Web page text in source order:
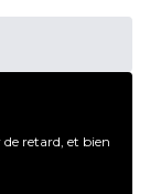
retard, et bien